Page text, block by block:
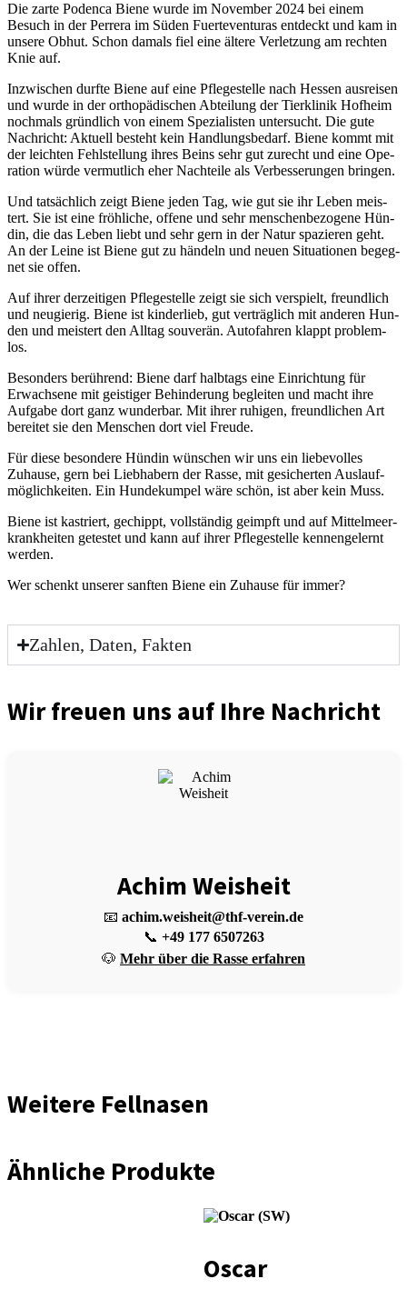
Die zar­te Poden­ca Bie­ne wur­de im Novem­ber 2024 bei einem
Besuch in der Per­rera im Süden Fuer­te­ven­tur­as ent­deckt und kam in
unse­re Obhut. Schon damals fiel eine älte­re Ver­let­zung am rech­ten
Knie auf.
Inzwi­schen durf­te Bie­ne auf eine Pfle­ge­stel­le nach Hes­sen aus­rei­sen
und wur­de in der ortho­pä­di­schen Abtei­lung der Tier­kli­nik Hof­heim
noch­mals gründ­lich von einem Spe­zia­lis­ten unter­sucht. Die gute
Nach­richt: Aktu­ell besteht kein Hand­lungs­be­darf. Bie­ne kommt mit
der leich­ten Fehl­stel­lung ihres Beins sehr gut zurecht und eine Ope­
ra­ti­on wür­de ver­mut­lich eher Nach­tei­le als Ver­bes­se­run­gen brin­gen.
Und tat­säch­lich zeigt Bie­ne jeden Tag, wie gut sie ihr Leben meis­
tert. Sie ist eine fröh­li­che, offe­ne und sehr men­schen­be­zo­ge­ne Hün­
din, die das Leben liebt und sehr gern in der Natur spa­zie­ren geht.
An der Lei­ne ist Bie­ne gut zu hän­deln und neu­en Situa­tio­nen begeg­
net sie offen.
Auf ihrer der­zei­ti­gen Pfle­ge­stel­le zeigt sie sich ver­spielt, freund­lich
und neu­gie­rig. Bie­ne ist kin­der­lieb, gut ver­träg­lich mit ande­ren Hun­
den und meis­tert den All­tag sou­ve­rän. Auto­fah­ren klappt pro­blem­
los.
Beson­ders berüh­rend: Bie­ne darf halb­tags eine Ein­rich­tung für
Erwach­se­ne mit geis­ti­ger Behin­de­rung beglei­ten und macht ihre
Auf­ga­be dort ganz wun­der­bar. Mit ihrer ruhi­gen, freund­li­chen Art
berei­tet sie den Men­schen dort viel Freu­de.
Für die­se beson­de­re Hün­din wün­schen wir uns ein lie­be­vol­les
Zuhau­se, gern bei Lieb­ha­bern der Ras­se, mit gesi­cher­ten Aus­lauf­
mög­lich­kei­ten. Ein Hun­de­kum­pel wäre schön, ist aber kein Muss.
Bie­ne ist kas­triert, gechippt, voll­stän­dig geimpft und auf Mit­tel­meer­
krank­hei­ten getes­tet und kann auf ihrer Pfle­ge­stel­le ken­nen­ge­lernt
wer­den.
Wer schenkt unse­rer sanf­ten Bie­ne ein Zuhau­se für immer?
Zahlen, Daten, Fakten
Wir freuen uns auf Ihre Nachricht
Achim Weisheit
📧 achim.weisheit@thf-verein.de
📞 +49 177 6507263
🐶 Mehr über die Rasse erfahren
Weitere Fellnasen
Ähnliche Produkte
Oscar